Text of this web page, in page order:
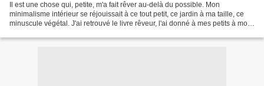
Il est une chose qui, petite, m'a fait rêver au-delà du possible. Mon
minimalisme intérieur se réjouissait à ce tout petit, ce jardin à ma taille, ce
minuscule végétal. J'ai retrouvé le livre rêveur, l'ai donné à mes petits à mon